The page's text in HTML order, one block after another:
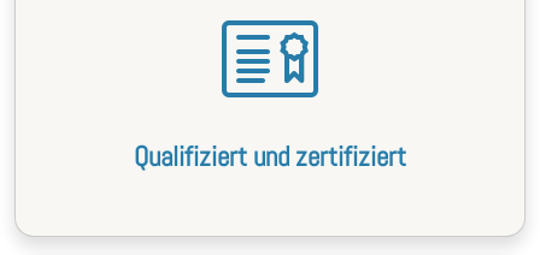
Qualifiziert und zertifiziert